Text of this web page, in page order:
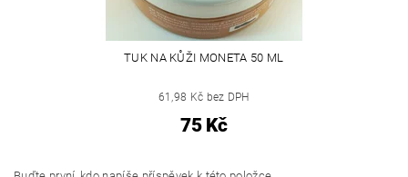
TUK NA KŮŽI MONETA 50 ML
61,98 Kč bez DPH
75 Kč